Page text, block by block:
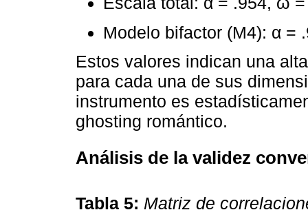
Modelo bifactor (M4): α =
Estos valores indican una
para cada una de sus
instrumento es
ghosting romántico.
Análisis de la validez
Tabla 5: Matriz de